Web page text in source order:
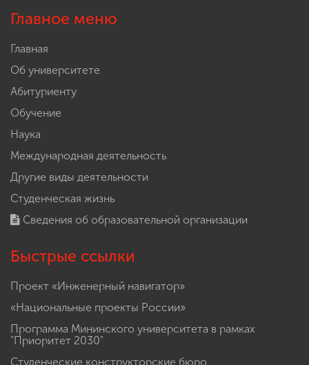
Главное меню
Главная
Об университете
Абитуриенту
Обучение
Наука
Международная деятельность
Другие виды деятельности
Студенческая жизнь
Сведения об образовательной организации
Быстрые ссылки
Проект «Инженерный навигатор»
«Национальные проекты России»
Программа Мининского университета в рамках
"Приоритет 2030"
Студенческие конструкторские бюро